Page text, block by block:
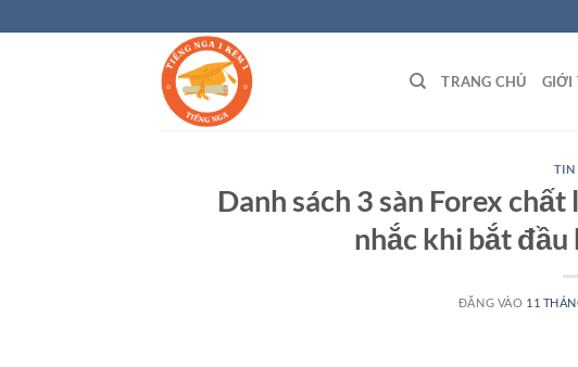
qua
TRANG CHỦ GIỚI
TIN
Danh sách 3 sàn Forex
nhắc khi bắt
ĐĂNG VÀO 11